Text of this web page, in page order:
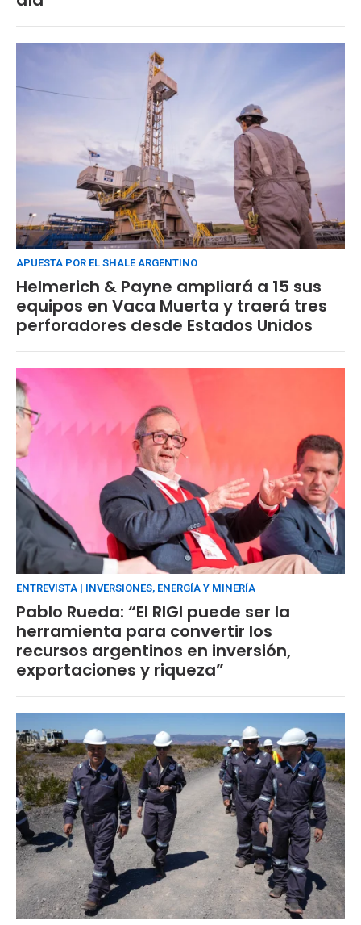
APUESTA POR EL SHALE ARGENTINO
Helmerich & Payne ampliará a 15 sus
equipos en Vaca Muerta y traerá tres
perforadores desde Estados Unidos
ENTREVISTA | INVERSIONES, ENERGÍA Y MINERÍA
Pablo Rueda: “El RIGI puede ser la
herramienta para convertir los
recursos argentinos en inversión,
exportaciones y riqueza”